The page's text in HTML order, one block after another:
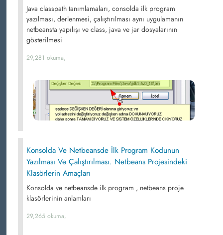
Java classpath tanımlamaları, consolda ilk program
yazılması, derlenmesi, çalıştırılması aynı uygulamanın
netbeansta yapılışı ve class, java ve jar dosyalarının
gösterilmesi
29,281 okuma,
Konsolda Ve Netbeansde İlk Program Kodunun
Yazılması Ve Çalıştırılması. Netbeans Projesindeki
Klasörlerin Amaçları
Konsolda ve netbeansde ilk program , netbeans proje
klasörlerinin anlamları
29,265 okuma,